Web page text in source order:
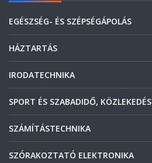
EGÉSZSÉG- ÉS SZÉPSÉGÁPOLÁS
HÁZTARTÁS
IRODATECHNIKA
SPORT ÉS SZABADIDŐ, KÖZLEKEDÉS
SZÁMÍTÁSTECHNIKA
SZÓRAKOZTATÓ ELEKTRONIKA